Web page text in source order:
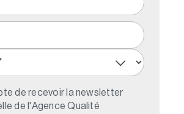
de recevoir la newsletter
de l'Agence Qualité